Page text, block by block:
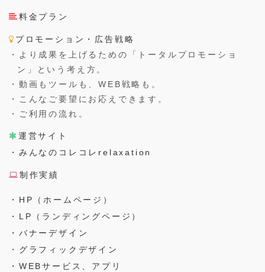
料金プラン
プロモーション・広告戦略
・より成果を上げるための「トータルプロモーショ
ン」という考え方。
・動画もツールも、WEB戦略も。
・こんなご要望にお応えできます。
・ご利用の流れ。
運営サイト
・みんなのコレコレrelaxation
制作実績
・HP（ホームページ）
・LP（ランディングページ）
・バナーデザイン
・グラフィックデザイン
・WEBサービス、アプリ